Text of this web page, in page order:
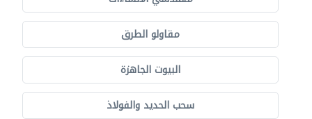
مقاولو الطرق
البيوت الجاهزة
سحب الحديد والفولاذ